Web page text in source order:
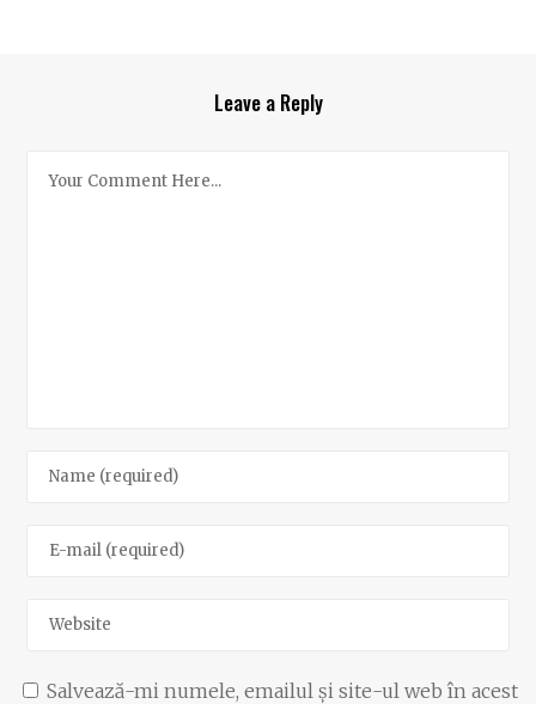
Leave a Reply
Salvează-mi numele, emailul și site-ul web în acest